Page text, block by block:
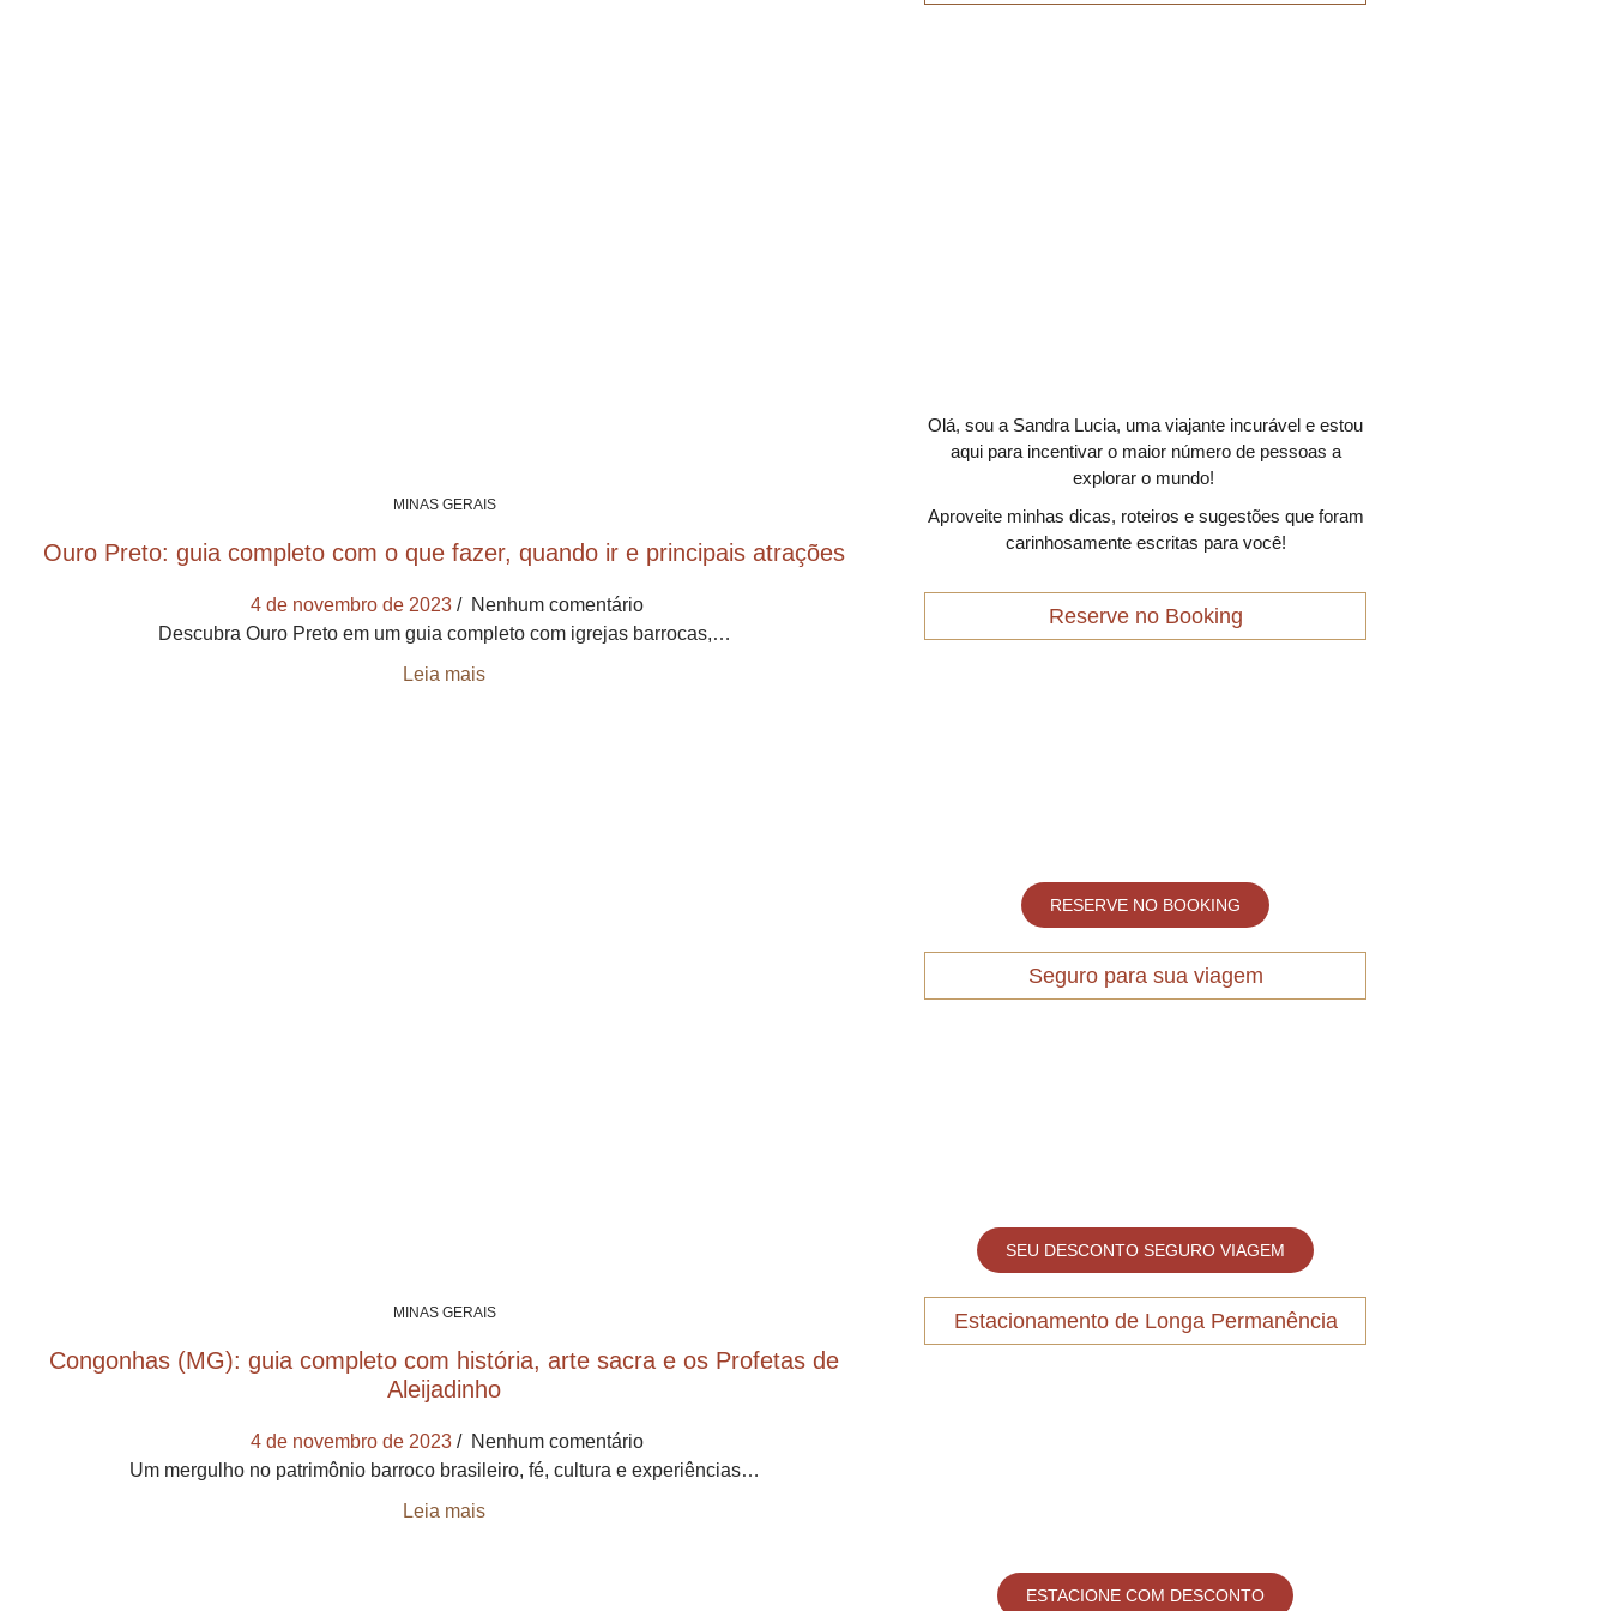
MINAS GERAIS
Ouro Preto: guia completo com o que fazer, quando ir e principais atrações
4 de novembro de 2023
Nenhum comentário
Descubra Ouro Preto em um guia completo com igrejas barrocas,…
Leia mais
MINAS GERAIS
Congonhas (MG): guia completo com história, arte sacra e os Profetas de
Aleijadinho
4 de novembro de 2023
Nenhum comentário
Um mergulho no patrimônio barroco brasileiro, fé, cultura e experiências…
Leia mais
Olá, sou a Sandra Lucia, uma viajante incurável e estou
aqui para incentivar o maior número de pessoas a
explorar o mundo!
Aproveite minhas dicas, roteiros e sugestões que foram
carinhosamente escritas para você!
Reserve no Booking
RESERVE NO BOOKING
Seguro para sua viagem
SEU DESCONTO SEGURO VIAGEM
Estacionamento de Longa Permanência
ESTACIONE COM DESCONTO